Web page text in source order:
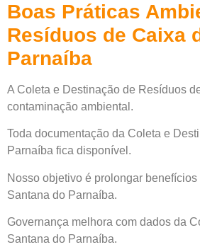
Boas Práticas
Resíduos de Caixa
Parnaíba
A Coleta e Destinação de Resíduos
contaminação ambiental.
Toda documentação da Coleta e
Parnaíba fica disponível.
Nosso objetivo é prolongar
Santana do Parnaíba.
Governança melhora com dados da
Santana do Parnaíba.